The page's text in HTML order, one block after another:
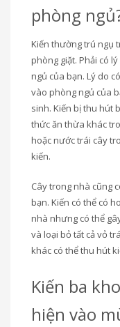
phòng
Kiến thường trú ngụ
phòng giặt. Phải có
ngủ của bạn. Lý do
vào phòng ngủ của
sinh. Kiến bị thu hút
thức ăn thừa khác
hoặc nước trái cây
kiến.
Cây trong nhà cũng
bạn. Kiến có thể có
nhà nhưng có thể
và loại bỏ tất cả vỏ
khác có thể thu hút
Kiến ba
hiện vào